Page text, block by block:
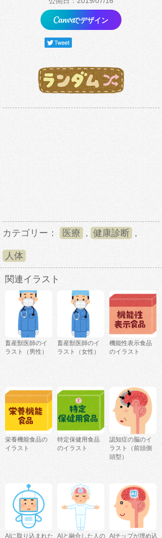
でデザイン
カテゴリー： 医療 , 健康診断 ,
人体
関連イラスト
畜産獣医師のイ
ラスト（男性）
畜産獣医師のイ
ラスト（女性）
機能性表示食品
のイラスト
栄養機能食品の
イラスト
特定保健用食品
のイラスト
認知症の脳のイ
ラスト（前頭側
頭型）
AIに取り込まれた
AIと融合した人の AIチップが埋め込